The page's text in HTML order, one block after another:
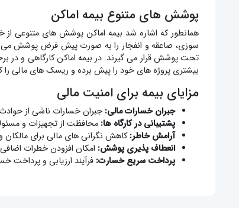
پوشش های متنوع بیمه اماکن
همانطور که اشاره شد بیمه اماکن پوشش های متنوعی از
سوزی، صاعقه و انفجار را به صورت پیش فرض پوشش می
تحت پوشش قرار می گیرند. در بیمه اماکن کارگاهی و در
بیشتری پروژه های خود را پیش برده و ریسک های مالی
مزایای بیمه برای امنیت مالی
جبران خسارات مالی: جبران خسارات ناشی از
پشتیبانی در کارگاه ها: محافظت از تجهیزات و
آرامش خاطر:کاهش نگرانی های مالی برای مالکان
انعطاف پذیری پوشش: امکان افزودن خطرات
پرداخت سریع خسارت: فرآیند ارزیابی و پرداخت